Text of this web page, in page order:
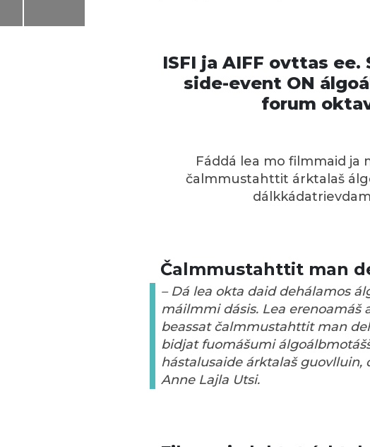
ISFI ja AIFF ovttas
side-event ON
forum
Fáddá lea mo filmmaid ja
čalmmustahttit árktalaš
Čalmmustahttit man
– Dá lea okta daid dehálamos
máilmmi dásis. Lea erenoamáš
beassat čalmmustahttit man
bidjat fuomášumi
hástalusaide árktalaš guovlluin,
Anne Lajla Utsi.